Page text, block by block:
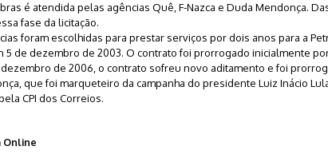
é atendida pelas agências Quê, F-Nazca e Duda Mendonça.
fase da licitação.
foram escolhidas para prestar serviços por dois anos para a
5 de dezembro de 2003. O contrato foi prorrogado inicialmente
dezembro de 2006, o contrato sofreu novo aditamento e foi
que foi marqueteiro da campanha do presidente Luiz Inácio
CPI dos Correios.
Online